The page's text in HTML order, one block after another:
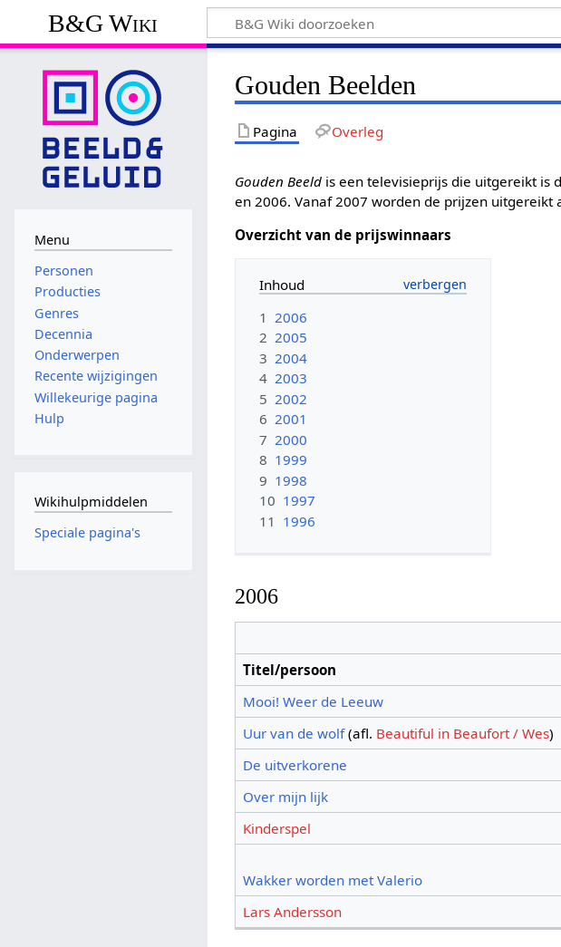
B&G Wiki
Gouden Beelden
Pagina Overleg
Gouden Beeld is een televisieprijs die uitgereikt is
en 2006. Vanaf 2007 worden de prijzen uitgereikt
Overzicht van de prijswinnaars
Inhoud
1 2006
2 2005
3 2004
4 2003
5 2002
6 2001
7 2000
8 1999
9 1998
10 1997
11 1996
2006
Titel/persoon
Mooi! Weer de Leeuw
Uur van de wolf(afl. Beautiful in Beaufort / Wes)
De uitverkorene
Over mijn lijk
Kinderspel
Wakker worden met Valerio
Lars Andersson
Menu
Personen
Producties
Genres
Decennia
Onderwerpen
Recente wijzigingen
Willekeurige pagina
Hulp
Wikihulpmiddelen
Speciale pagina's